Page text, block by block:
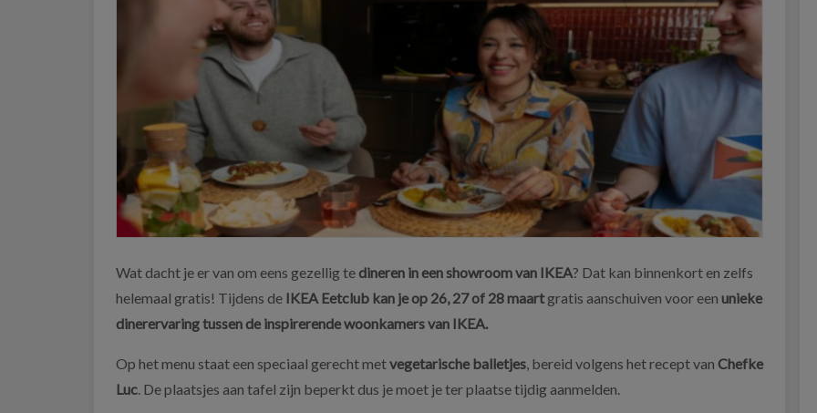
Wat dacht je er van om eens gezellig tedineren in een showroom van IKEA? Dat kan binnenkort en zelfs
helemaal gratis! Tijdens de IKEA Eetclub kan je op 26, 27 of 28 maartgratis aanschuiven voor een unieke
dinerervaring tussen de inspirerende woonkamers van IKEA.
Op het menu staat een speciaal gerecht metvegetarische balletjes , bereid volgens het recept van Chefke
Luc . De plaatsjes aan tafel zijn beperkt dus je moet je ter plaatse tijdig aanmelden.